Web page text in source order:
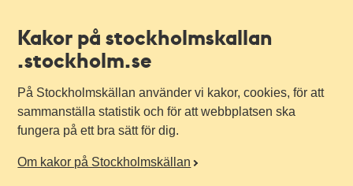
Kakor på stockholmskallan
.stockholm.se
På Stockholmskällan använder vi kakor, cookies, för att
sammanställa statistik och för att webbplatsen ska
fungera på ett bra sätt för dig.
Om kakor på Stockholmskällan